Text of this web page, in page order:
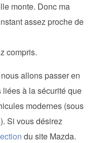
monte. Donc ma
assez proche de
compris.
allons passer en
à la sécurité que
modernes (sous
Si vous désirez
du site Mazda.